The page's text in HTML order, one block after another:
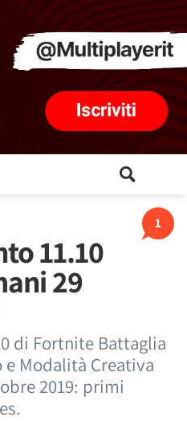
1
11.10
29
di Fortnite Battaglia
e Modalità Creativa
2019: primi